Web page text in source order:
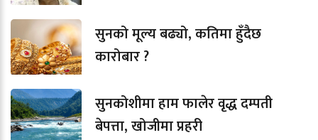
सुनको मूल्य बढ्यो, कतिमा हुँदैछ
कारोबार ?
सुनकोशीमा हाम फालेर वृद्ध दम्पती
बेपत्ता, खोजीमा प्रहरी